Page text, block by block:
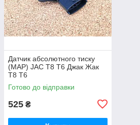
Датчик абсолютного тиску
(MAP) JAC T8 T6 Джак Жак
Т8 Т6
Готово до відправки
525 ₴